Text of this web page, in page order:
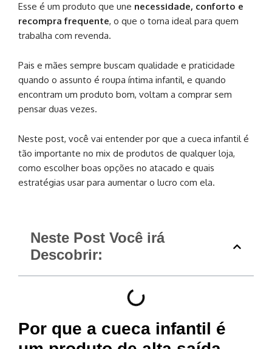
Esse é um produto que une necessidade, conforto e
recompra frequente, o que o torna ideal para quem
trabalha com revenda.
Pais e mães sempre buscam qualidade e praticidade
quando o assunto é roupa íntima infantil, e quando
encontram um produto bom, voltam a comprar sem
pensar duas vezes.
Neste post, você vai entender por que a cueca infantil é
tão importante no mix de produtos de qualquer loja,
como escolher boas opções no atacado e quais
estratégias usar para aumentar o lucro com ela.
Neste Post Você irá
Descobrir:
Por que a cueca infantil é